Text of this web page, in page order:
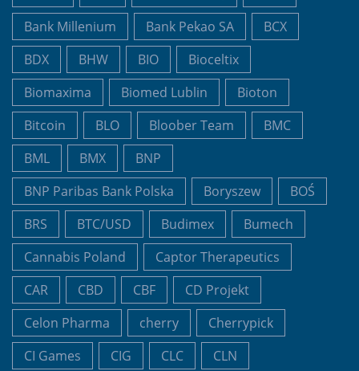
Bank Millenium
Bank Pekao SA
BCX
BDX
BHW BIO
Bioceltix
Biomaxima
Biomed Lublin
Bioton
Bitcoin
BLO Bloober Team
BMC
BML
BMX
BNP
BNP Paribas Bank Polska
Boryszew
BOŚ
BRS
BTC/USD Budimex
Bumech
Cannabis Poland
Captor Therapeutics
CAR
CBD CBF
CD Projekt
Celon Pharma
cherry
Cherrypick
CI Games
CIG CLC
CLN